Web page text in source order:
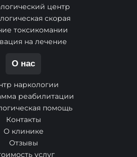
центр
скорая
токсикомании
на лечение
О нас
наркологии
реабилитации
помощь
Контакты
О клинике
Отзывы
услуг